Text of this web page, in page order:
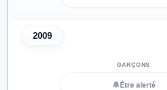
2009
🔔 Être alerté